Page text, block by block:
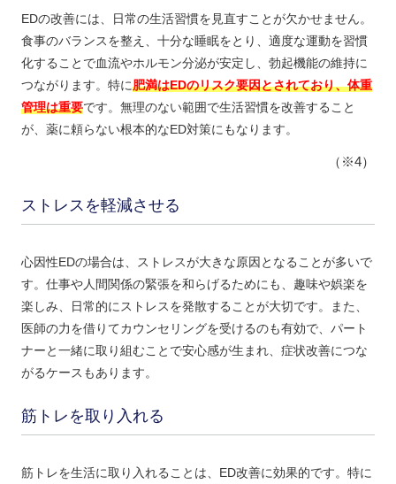
EDの改善には、日常の生活習慣を見直すことが欠かせません。
食事のバランスを整え、十分な睡眠をとり、適度な運動を習慣
化することで血流やホルモン分泌が安定し、勃起機能の維持に
つながります。特に肥満はEDのリスク要因とされており、体重
管理は重要です。無理のない範囲で生活習慣を改善すること
が、薬に頼らない根本的なED対策にもなります。
（※4）
ストレスを軽減させる
心因性EDの場合は、ストレスが大きな原因となることが多いで
す。仕事や人間関係の緊張を和らげるためにも、趣味や娯楽を
楽しみ、日常的にストレスを発散することが大切です。また、
医師の力を借りてカウンセリングを受けるのも有効で、パート
ナーと一緒に取り組むことで安心感が生まれ、症状改善につな
がるケースもあります。
筋トレを取り入れる
筋トレを生活に取り入れることは、ED改善に効果的です。特に